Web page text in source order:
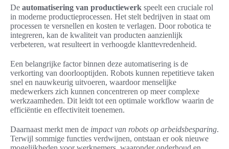
De automatisering van productiewerk speelt een cruciale rol
in moderne productieprocessen. Het stelt bedrijven in staat om
processen te versnellen en kosten te verlagen. Door robotica te
integreren, kan de kwaliteit van producten aanzienlijk
verbeteren, wat resulteert in verhoogde klanttevredenheid.
Een belangrijke factor binnen deze automatisering is de
verkorting van doorlooptijden. Robots kunnen repetitieve taken
snel en nauwkeurig uitvoeren, waardoor menselijke
medewerkers zich kunnen concentreren op meer complexe
werkzaamheden. Dit leidt tot een optimale workflow waarin de
efficiëntie en effectiviteit toenemen.
Daarnaast merkt men de impact van robots op arbeidsbesparing.
Terwijl sommige functies verdwijnen, ontstaan er ook nieuwe